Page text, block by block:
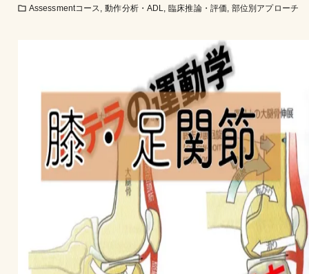
Assessmentコース
動作分析・ADL 臨床推論・評価 部位別アプローチ